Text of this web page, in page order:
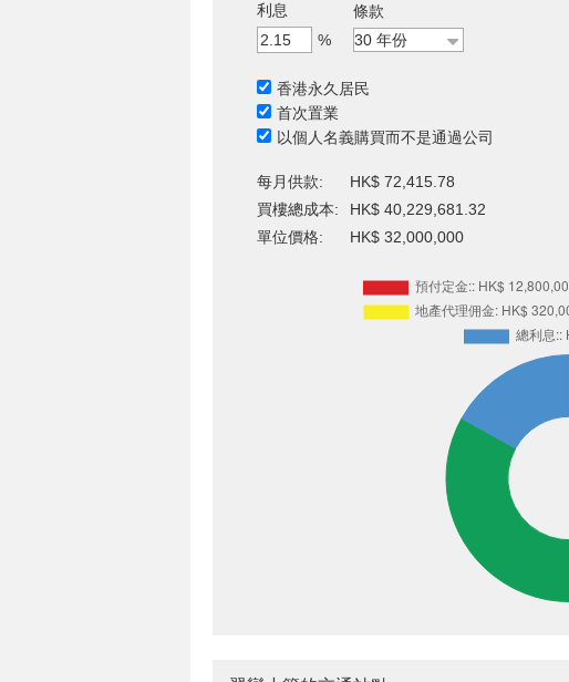
利息
%
條款
香港永久居民
首次置業
以個人名義購買而不是通過公司
每月供款:
HK$ 72,415.78
買樓總成本:
HK$ 40,229,681.32
單位價格:
HK$ 32,000,000